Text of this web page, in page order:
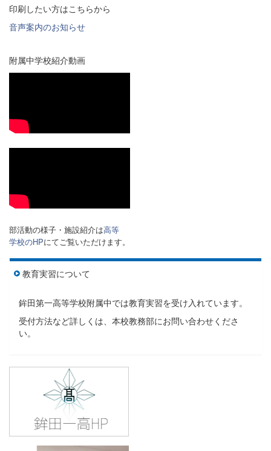
印刷したい方はこちらから
音声案内のお知らせ
附属中学校紹介動画
部活動の様子・施設紹介は高等
学校のHPにてご覧いただけます。
教育実習について
鉾田第一高等学校附属中では教育実習を受け入れています。
受付方法など詳しくは、本校教務部にお問い合わせくださ
い。